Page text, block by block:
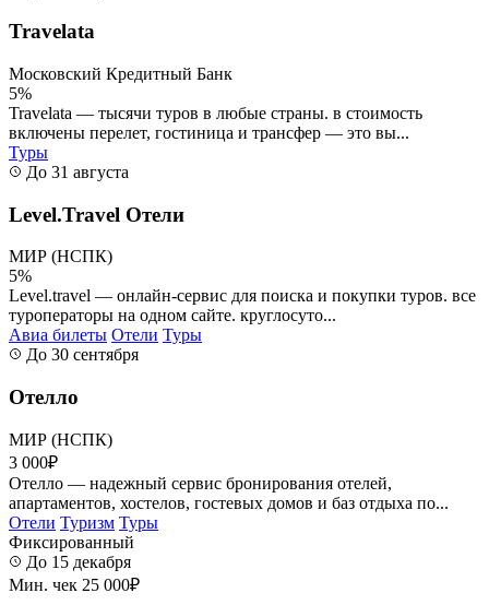
Travelata
Московский Кредитный Банк
5%
Travelata — тысячи туров в любые страны. в стоимость
включены перелет, гостиница и трансфер — это вы...
Туры
До 31 августа
Level.Travel Отели
МИР (НСПК)
5%
Level.travel — онлайн-сервис для поиска и покупки туров. все
туроператоры на одном сайте. круглосуто...
Авиа билеты Отели Туры
До 30 сентября
Отелло
МИР (НСПК)
3 000₽
Отелло — надежный сервис бронирования отелей,
апартаментов, хостелов, гостевых домов и баз отдыха по...
Отели Туризм Туры
Фиксированный
До 15 декабря
Мин. чек 25 000₽